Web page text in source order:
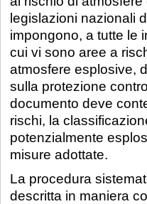
legislazioni nazionali
impongono, a tutte le
cui vi sono aree a
atmosfere esplosive,
sulla protezione
documento deve
rischi, la
potenzialmente
misure adottate.
La procedura
descritta in maniera